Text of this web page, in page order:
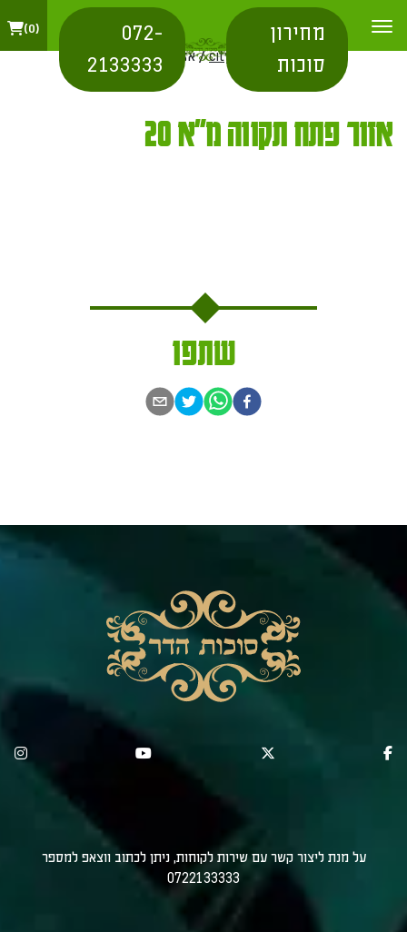
מחירון
סוכות
072-
2133333
0
בית/
city for shipping/ אזור פתח תקווה מ"א 20
אזור פתח תקווה מ"א 20
שתפו
על מנת ליצור קשר עם שירות לקוחות, ניתן לכתוב ווצאפ למספר
0722133333